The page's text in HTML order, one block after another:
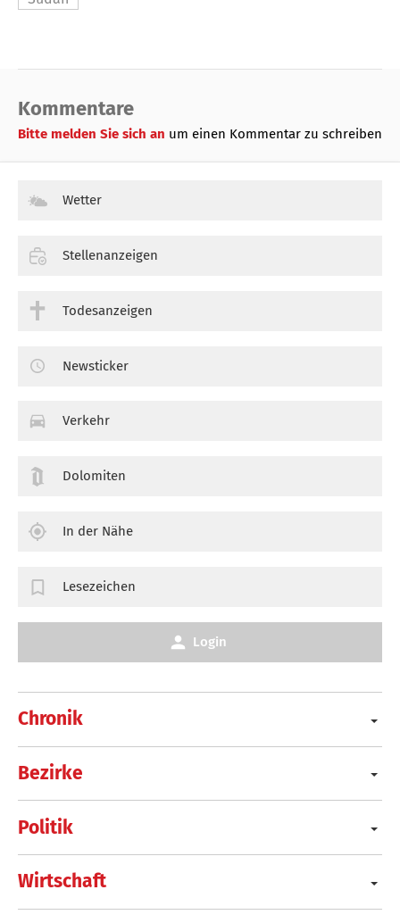
Kommentare
Bitte melden Sie sich an um einen Kommentar zu schreiben
Chronik
Bezirke
Politik
Wirtschaft
Wetter
Stellenanzeigen
Todesanzeigen
Newsticker
Verkehr
Dolomiten
In der Nähe
Lesezeichen
Login